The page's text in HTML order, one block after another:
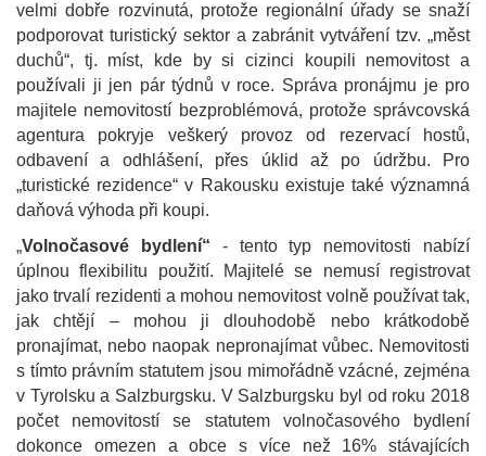
velmi dobře rozvinutá, protože regionální úřady se snaží
podporovat turistický sektor a zabránit vytváření tzv. „měst
duchů“, tj. míst, kde by si cizinci koupili nemovitost a
používali ji jen pár týdnů v roce. Správa pronájmu je pro
majitele nemovitostí bezproblémová, protože správcovská
agentura pokryje veškerý provoz od rezervací hostů,
odbavení a odhlášení, přes úklid až po údržbu. Pro
„turistické rezidence“ v Rakousku existuje také významná
daňová výhoda při koupi.
„Volnočasové bydlení“ - tento typ nemovitosti nabízí
úplnou flexibilitu použití. Majitelé se nemusí registrovat
jako trvalí rezidenti a mohou nemovitost volně používat tak,
jak chtějí – mohou ji dlouhodobě nebo krátkodobě
pronajímat, nebo naopak nepronajímat vůbec. Nemovitosti
s tímto právním statutem jsou mimořádně vzácné, zejména
v Tyrolsku a Salzburgsku. V Salzburgsku byl od roku 2018
počet nemovitostí se statutem volnočasového bydlení
dokonce omezen a obce s více než 16% stávajících